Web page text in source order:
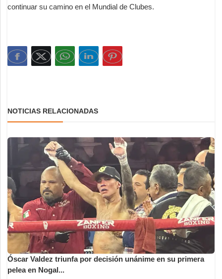
continuar su camino en el Mundial de Clubes.
NOTICIAS RELACIONADAS
Óscar Valdez triunfa por decisión unánime en su primera
pelea en Nogal...